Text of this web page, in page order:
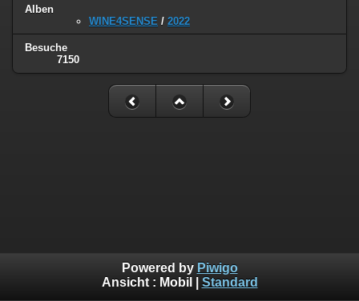
Alben
WINE4SENSE / 2022
Besuche
7150
Powered by Piwigo
Ansicht : Mobil Standard